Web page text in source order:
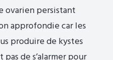
ovarien persistant
approfondie car les
produire de kystes